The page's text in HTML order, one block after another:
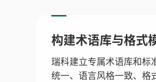
构建术语库与格式
瑞科建立专属术语库和标
统一、语言风格一致、格